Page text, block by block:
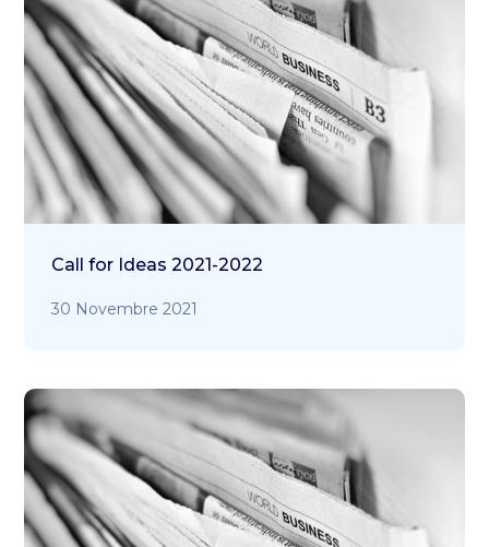
Call for Ideas 2021-2022
30 Novembre 2021